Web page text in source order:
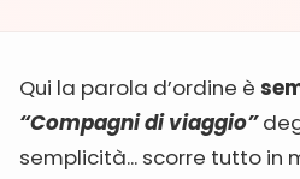
Qui la parola d’ordine è
“Compagni di viaggio”
semplicità... scorre tutto in